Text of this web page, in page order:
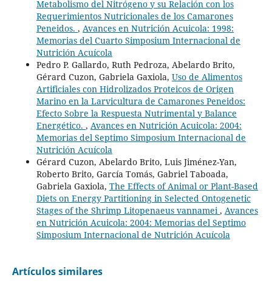
Metabolismo del Nitrógeno y su Relación con los
Requerimientos Nutricionales de los Camarones
Peneidos. , Avances en Nutrición Acuicola: 1998:
Memorias del Cuarto Simposium Internacional de
Nutrición Acuícola
Pedro P. Gallardo, Ruth Pedroza, Abelardo Brito,
Gérard Cuzon, Gabriela Gaxiola, Uso de Alimentos
Artificiales con Hidrolizados Proteicos de Origen
Marino en la Larvicultura de Camarones Peneidos:
Efecto Sobre la Respuesta Nutrimental y Balance
Energético. , Avances en Nutrición Acuicola: 2004:
Memorias del Septimo Simposium Internacional de
Nutrición Acuícola
Gérard Cuzon, Abelardo Brito, Luis Jiménez-Yan,
Roberto Brito, García Tomás, Gabriel Taboada,
Gabriela Gaxiola, The Effects of Animal or Plant-Based
Diets on Energy Partitioning in Selected Ontogenetic
Stages of the Shrimp Litopenaeus vannamei, Avances
en Nutrición Acuicola: 2004: Memorias del Septimo
Simposium Internacional de Nutrición Acuícola
Artículos similares